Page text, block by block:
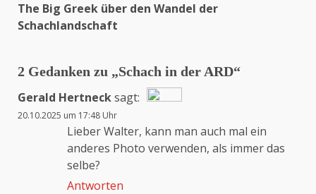
The Big Greek über den Wandel der
Schachlandschaft
2 Gedanken zu „Schach in der ARD“
Gerald Hertnecksagt:
Das „Echte-Person“-Abzeichen!
Anti-Spam von CleanTalk
20.10.2025 um 17:48 Uhr
Lieber Walter, kann man auch mal ein
anderes Photo verwenden, als immer das
selbe?
Antworten